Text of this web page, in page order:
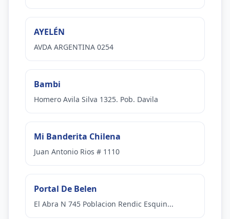
AYELÉN
AVDA ARGENTINA 0254
Bambi
Homero Avila Silva 1325. Pob. Davila
Mi Banderita Chilena
Juan Antonio Rios # 1110
Portal De Belen
El Abra N 745 Poblacion Rendic Esquin...